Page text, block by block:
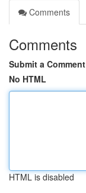
Comments
Comments
Submit a Comment
No HTML
HTML is disabled